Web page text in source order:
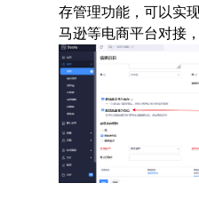
存管理功能，可以实
马逊等电商平台对接